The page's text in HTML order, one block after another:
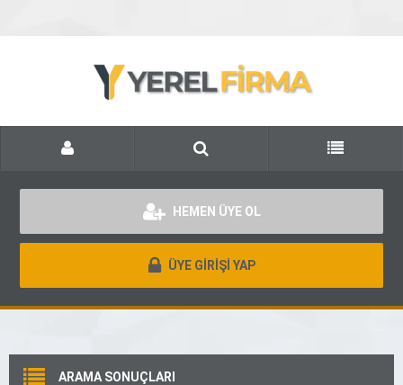
HEMEN ÜYE OL
ÜYE GİRİŞİ YAP
ARAMA SONUÇLARI